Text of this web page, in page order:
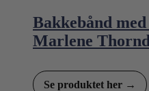
Bakkebånd
Marlene
Se produktet her →